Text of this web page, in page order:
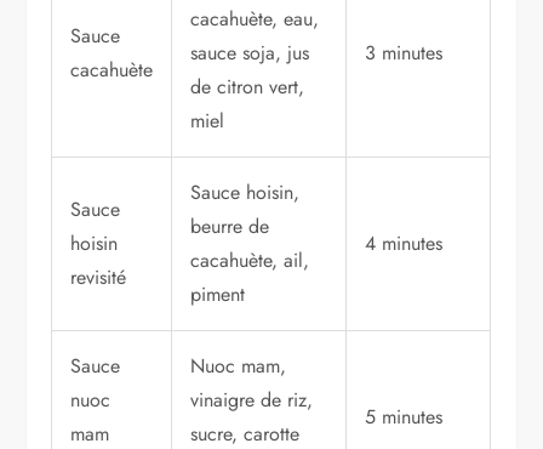
Sauce
cacahuète
cacahuète, eau,
sauce soja, jus
de citron vert,
miel
3 minutes
Sauce
hoisin
revisité
Sauce hoisin,
beurre de
cacahuète, ail,
piment
4 minutes
Sauce
nuoc
mam
Nuoc mam,
vinaigre de riz,
sucre, carotte
5 minutes